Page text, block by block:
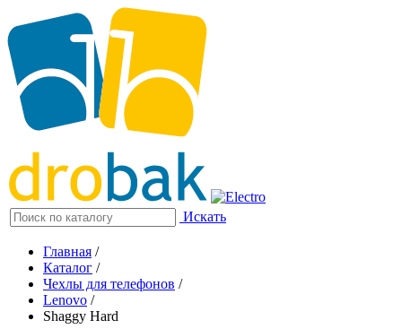
Искать
Главная /
Каталог /
Чехлы для телефонов /
Lenovo /
Shaggy Hard